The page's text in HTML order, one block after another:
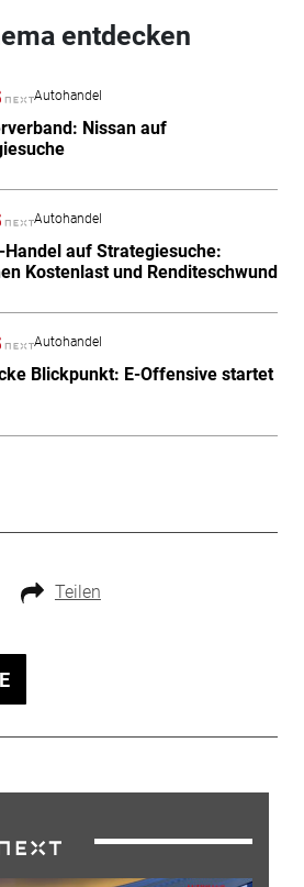
entdecken
Autohandel
Nissan auf
Autohandel
Handel auf Strategiesuche:
Kostenlast und Renditeschwund
Autohandel
Blickpunkt: E-Offensive startet
Teilen